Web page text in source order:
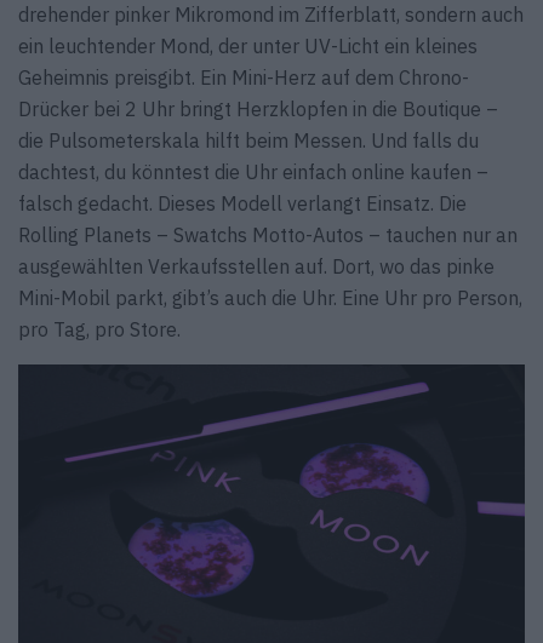
drehender pinker Mikromond im Zifferblatt, sondern auch
ein leuchtender Mond, der unter UV-Licht ein kleines
Geheimnis preisgibt. Ein Mini-Herz auf dem Chrono-
Drücker bei 2 Uhr bringt Herzklopfen in die Boutique –
die Pulsometerskala hilft beim Messen. Und falls du
dachtest, du könntest die Uhr einfach online kaufen –
falsch gedacht. Dieses Modell verlangt Einsatz. Die
Rolling Planets – Swatchs Motto-Autos – tauchen nur an
ausgewählten Verkaufsstellen auf. Dort, wo das pinke
Mini-Mobil parkt, gibt’s auch die Uhr. Eine Uhr pro Person,
pro Tag, pro Store.